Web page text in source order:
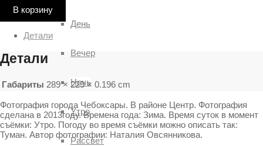
День
Вечер
Ночь
Утро
Рассвет
В корзину
Детали
Детали
Габариты 289 × 229 × 0.196 cm
Фотография города Чебоксары. В районе Центр. Фотография
сделана в 2013году. Времена года: Зима. Время суток в момент
съёмки: Утро. Погоду во время съёмки можно описать так:
Туман. Автор фотографии: Наталия Овсянникова.